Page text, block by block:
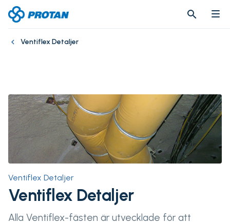
search
search
Ventiflex Detaljer
Ventiflex Detaljer
Ventiflex Detaljer
Alla Ventiflex-fästen är utvecklade för att